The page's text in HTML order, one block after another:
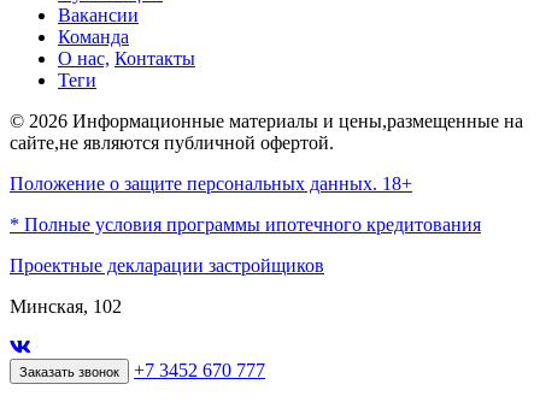
Вакансии
Команда
О нас, Контакты
Теги
© 2026 Информационные материалы и цены,размещенные на
сайте,не являются публичной офертой.
Положение о защите персональных данных. 18+
* Полные условия программы ипотечного кредитования
Проектные декларации застройщиков
Минская, 102
Заказать звонок +7 3452 670 777